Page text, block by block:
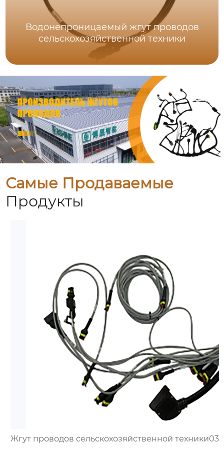
Водонепроницаемый жгут проводов
сельскохозяйственной техники
Самые Продаваемые
Продукты
Жгут проводов сельскохозяйственной техники03